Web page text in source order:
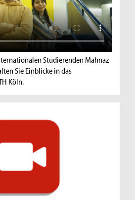
Studierenden Mahnaz
Sie Einblicke in das
Köln.